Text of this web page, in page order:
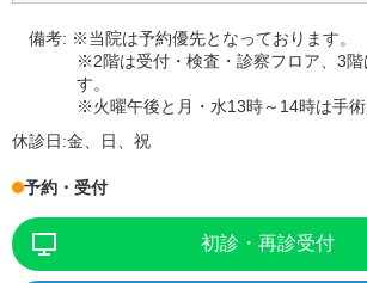
備考: ※当院は予約優先となっております。
※2階は受付・検査・診察フロア、3
す。
※火曜午後と月・水13時～14時は手術
休診日:金、日、祝
予約・受付
初診・再診受付